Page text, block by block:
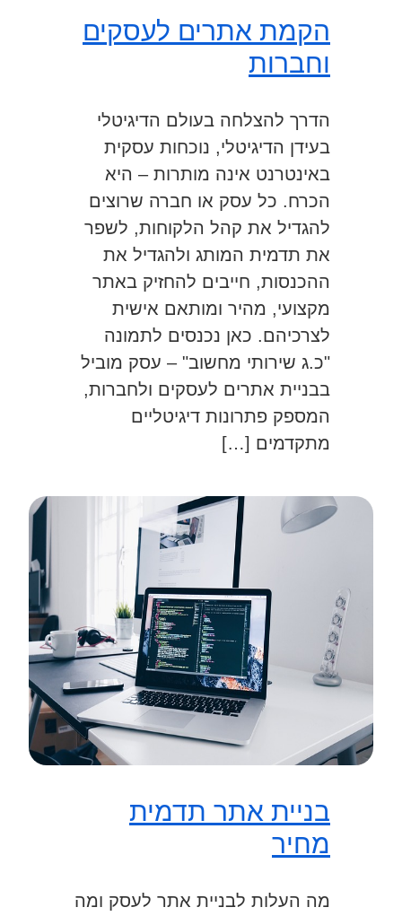
הקמת אתרים לעסקים
וחברות
הדרך להצלחה בעולם הדיגיטלי
בעידן הדיגיטלי, נוכחות עסקית
באינטרנט אינה מותרות – היא
הכרח. כל עסק או חברה שרוצים
להגדיל את קהל הלקוחות, לשפר
את תדמית המותג ולהגדיל את
ההכנסות, חייבים להחזיק באתר
מקצועי, מהיר ומותאם אישית
לצרכיהם. כאן נכנסים לתמונה
"כ.ג שירותי מחשוב" – עסק מוביל
בבניית אתרים לעסקים ולחברות,
המספק פתרונות דיגיטליים
מתקדמים […]
בניית אתר תדמית
מחיר
מה העלות לבניית אתר לעסק ומה